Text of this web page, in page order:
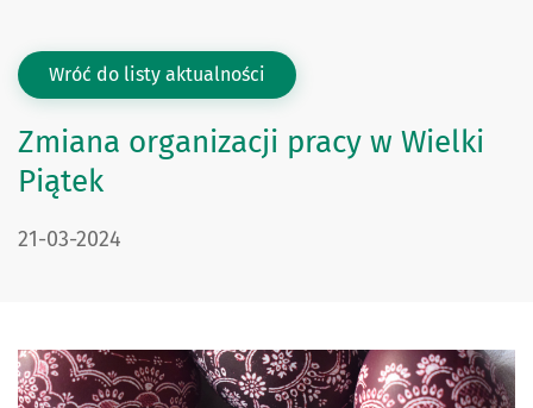
Wróć do listy aktualności
Zmiana organizacji pracy w Wielki
Piątek
DATA PUBLIKACJI:
21-03-2024